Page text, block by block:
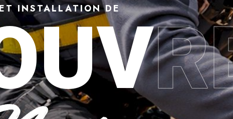
INSTALLATION DE
Denain (59220) :